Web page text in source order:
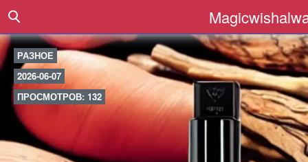
РАЗНОЕ
2026-06-07
ПРОСМОТРОВ: 132